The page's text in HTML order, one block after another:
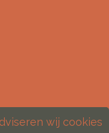
wij cookies